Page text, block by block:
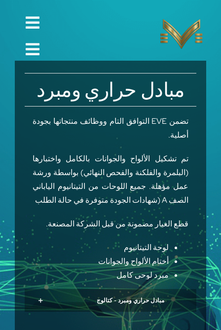
content
العربية
Español
Français
Deutsch
الصفحة الرئيسية
الشركة
الجودة
تقني
مشروع
التواصل
مبادل حراري ومبرد
تضمن EVE التوافق التام ووظائف منتجاتها بجودة
أصلية.
تم تشكيل الألواح والجوانات بالكامل واختبارها
(البلمرة والفلكنة والفحص النهائي) بواسطة ورشة
عمل مؤهلة. جميع اللوحات من التيتانيوم الياباني
الصف A (شهادات الجودة متوفرة في حالة الطلب
قطع الغيار مضمونة من قبل الشركة المصنعة.
لوحة التيتانيوم
أختام الألواح والجوانات
مبرد لوحي كامل
معدات تبريد كاملة
تقدم EVE قطع غيار مبادل حراري لنظامكم. نحن
لسنا شركة تبيع قطع الغيار فقط ، ولكننا نقدم أيضًا
مبادل حراري ومبرد - كتالوج